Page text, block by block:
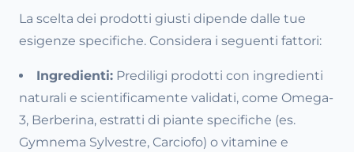
La scelta dei prodotti giusti dipende dalle tue
esigenze specifiche. Considera i seguenti fattori:
Ingredienti: Prediligi prodotti con ingredienti
naturali e scientificamente validati, come Omega-
3, Berberina, estratti di piante specifiche (es.
Gymnema Sylvestre, Carciofo) o vitamine e